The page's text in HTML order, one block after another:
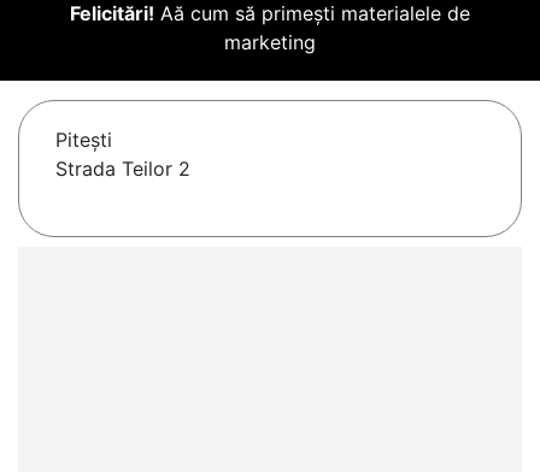
Felicitări! Aă cum să primești materialele de
marketing
Piteşti
Strada Teilor 2